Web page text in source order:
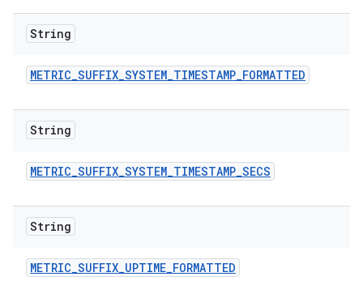
String
METRIC_SUFFIX_SYSTEM_TIMESTAMP_FORMATTED
String
METRIC_SUFFIX_SYSTEM_TIMESTAMP_SECS
String
METRIC_SUFFIX_UPTIME_FORMATTED